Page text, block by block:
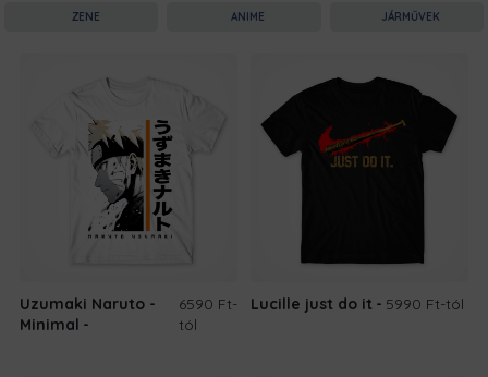
ZENE ANIME JÁRMŰVEK
Uzumaki Naruto -
Minimal
6590 Ft-
tól
Lucille just do it 5990 Ft-tól